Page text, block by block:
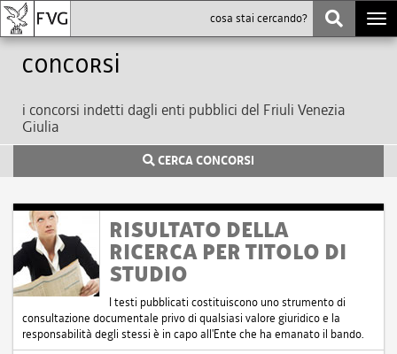
Concorsi
i concorsi indetti dagli enti pubblici del Friuli Venezia
Giulia
CERCA CONCORSI
RISULTATO DELLA
RICERCA PER TITOLO DI
STUDIO
I testi pubblicati costituiscono uno strumento di
consultazione documentale privo di qualsiasi valore giuridico e la
responsabilità degli stessi è in capo all'Ente che ha emanato il bando.